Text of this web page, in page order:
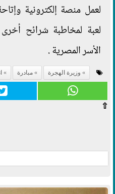
لعبة لمخاطبة شرائح
الأسر المصرية .
وزيرة الهجرة مبادرة
⇧